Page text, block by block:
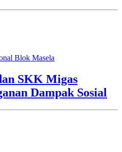
Blok Masela
SKK Migas
Dampak Sosial